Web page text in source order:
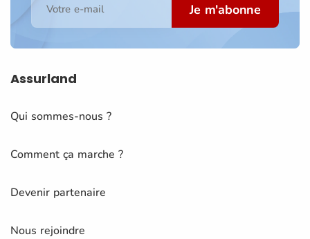
Votre e-mail Je m'abonne
Assurland
Qui sommes-nous ?
Comment ça marche ?
Devenir partenaire
Nous rejoindre